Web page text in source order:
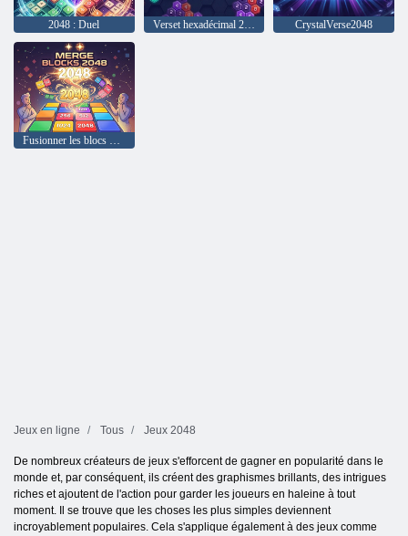
2048 : Duel Verset hexadécimal 2248 CrystalVerse2048
Fusionner les blocs 2048
Jeux en ligne Tous Jeux 2048
De nombreux créateurs de jeux s'efforcent de gagner en popularité dans le
monde et, par conséquent, ils créent des graphismes brillants, des intrigues
riches et ajoutent de l'action pour garder les joueurs en haleine à tout
moment. Il se trouve que les choses les plus simples deviennent
incroyablement populaires. Cela s'applique également à des jeux comme